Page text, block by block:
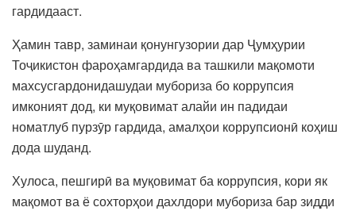
гардидааст.
Ҳамин тавр, заминаи қонунгузории дар Ҷумҳурии
Тоҷикистон фароҳамгардида ва ташкили мақомоти
махсусгардонидашудаи мубориза бо коррупсия
имконият дод, ки муқовимат алайи ин падидаи
номатлуб пурзӯр гардида, амалҳои коррупсионӣ коҳиш
дода шуданд.
Хулоса, пешгирӣ ва муқовимат ба коррупсия, кори як
мақомот ва ё сохторҳои дахлдори мубориза бар зидди